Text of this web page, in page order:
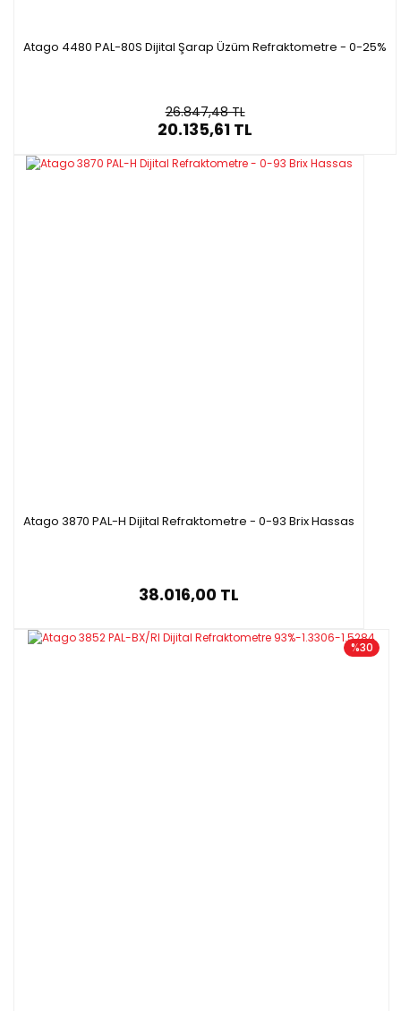
Atago 4480 PAL-80S Dijital Şarap Üzüm Refraktometre - 0-25%
26.847,48 TL
20.135,61 TL
Atago 3870 PAL-H Dijital Refraktometre - 0-93 Brix Hassas
38.016,00 TL
%30